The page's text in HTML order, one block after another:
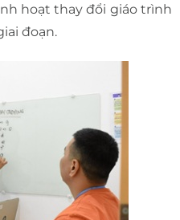
hoạt thay đổi giáo trình
đoạn.